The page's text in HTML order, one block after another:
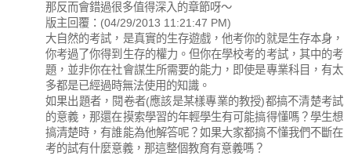
那反而會錯過很多值得深入的章節呀～
版主回覆：(04/29/2013 11:21:47 PM)
大自然的考試，是真實的生存遊戲，他考你的就是生存本身，
你考過了你得到生存的權力。但你在學校考的考試，其中的考
題，並非你在社會謀生所需要的能力，即使是專業科目，有太
多都是已經過時無法使用的知識。
如果出題者，閱卷者(應該是某樣專業的教授)都搞不清楚考試
的意義，那還在摸索學習的年輕學生有可能搞得懂嗎？學生想
搞清楚時，有誰能為他解答呢？如果大家都搞不懂我們不斷在
考的試有什麼意義，那這整個教育有意義嗎？